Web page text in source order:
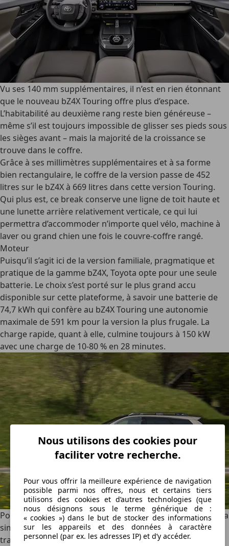
Vu ses 140 mm supplémentaires, il n’est en rien étonnant
que le nouveau bZ4X Touring offre plus d’espace.
L’habitabilité au deuxième rang reste bien généreuse –
même s’il est toujours impossible de glisser ses pieds sous
les sièges avant – mais la majorité de la croissance se
trouve dans le coffre.
Grâce à ses millimètres supplémentaires et à sa forme
bien rectangulaire, le coffre de la version passe de 452
litres sur le bZ4X à 669 litres dans cette version Touring.
Qui plus est, ce break conserve une ligne de toit haute et
une lunette arrière relativement verticale, ce qui lui
permettra d’accommoder n’importe quel vélo, machine à
laver ou grand chien une fois le couvre-coffre rangé.
Moteur
Puisqu’il s’agit ici de la version familiale, pragmatique et
pratique de la gamme bZ4X, Toyota opte pour une seule
batterie. Le choix s’est porté sur le plus grand accu
disponible sur cette plateforme, à savoir une batterie de
74,7 kWh qui confère au bZ4X Touring une autonomie
maximale de 591 km pour la version la plus frugale. La
charge rapide, quant à elle, culmine toujours à 150 kW
avec une charge de 10-80 % en 28 minutes.
Pour les motorisations, Toyota fait également le choix de la
simplicité. Le bZ4X Touring est disponible en version
traction, avec un moteur de 224 ch, ou en version à
Nous utilisons des cookies pour
faciliter votre recherche.
Pour vous offrir la meilleure expérience de navigation
possible parmi nos offres, nous et certains tiers
utilisons des cookies et d’autres technologies (que
nous désignons sous le terme générique de :
« cookies ») dans le but de stocker des informations
sur les appareils et des données à caractère
personnel (par ex. les adresses IP) et d’y accéder.